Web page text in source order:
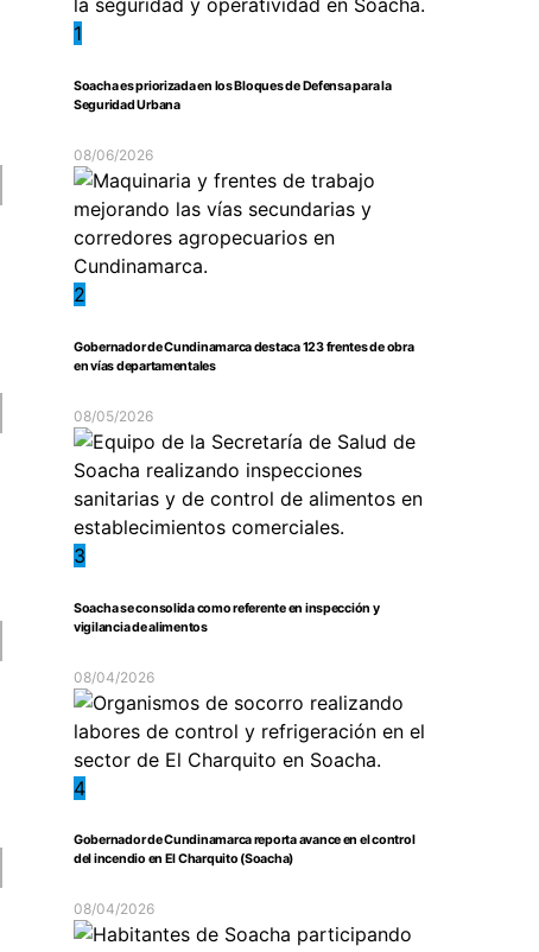
1
Soacha es priorizada en los Bloques de Defensa para la
Seguridad Urbana
08/06/2026
2
Gobernador de Cundinamarca destaca 123 frentes de obra
en vías departamentales
08/05/2026
3
Soacha se consolida como referente en inspección y
vigilancia de alimentos
08/04/2026
4
Gobernador de Cundinamarca reporta avance en el control
del incendio en El Charquito (Soacha)
08/04/2026